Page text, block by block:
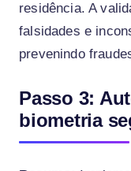
residência. A
falsidades e
prevenindo
Passo 3:
biometria